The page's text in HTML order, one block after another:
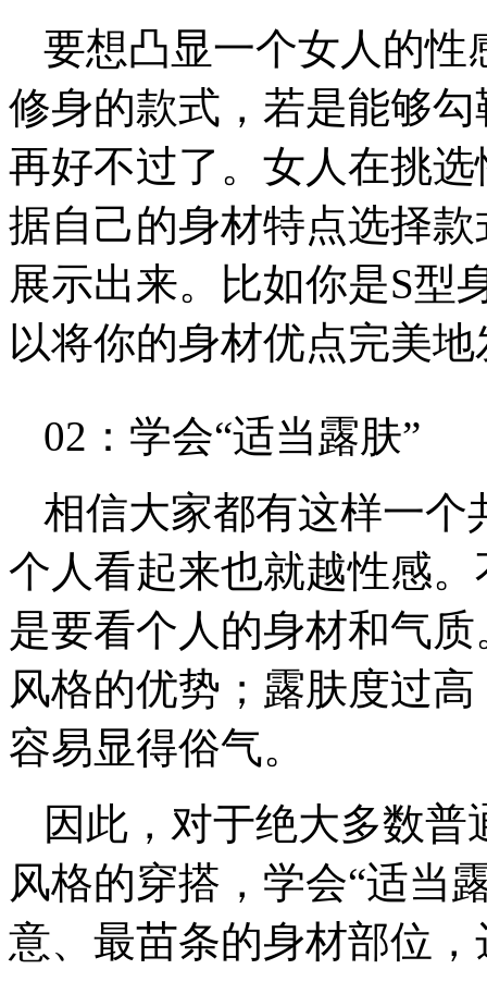
要想凸显一个女人的性
修身的款式，若是能够
再好不过了。女人在挑
据自己的身材特点选择
展示出来。比如你是S型
以将你的身材优点完美
02：学会“适当露肤”
相信大家都有这样一个
个人看起来也就越性感
是要看个人的身材和气
风格的优势；露肤度过
容易显得俗气。
因此，对于绝大多数
风格的穿搭，学会“适当
意、最苗条的身材部位